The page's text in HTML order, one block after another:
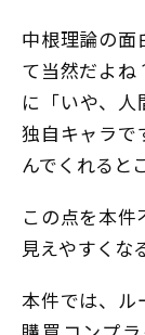
中根理論の面
て当然だよ
に「いや、
独自キャラで
んでくれると
この点を本
見えやすくな
本件では、ル